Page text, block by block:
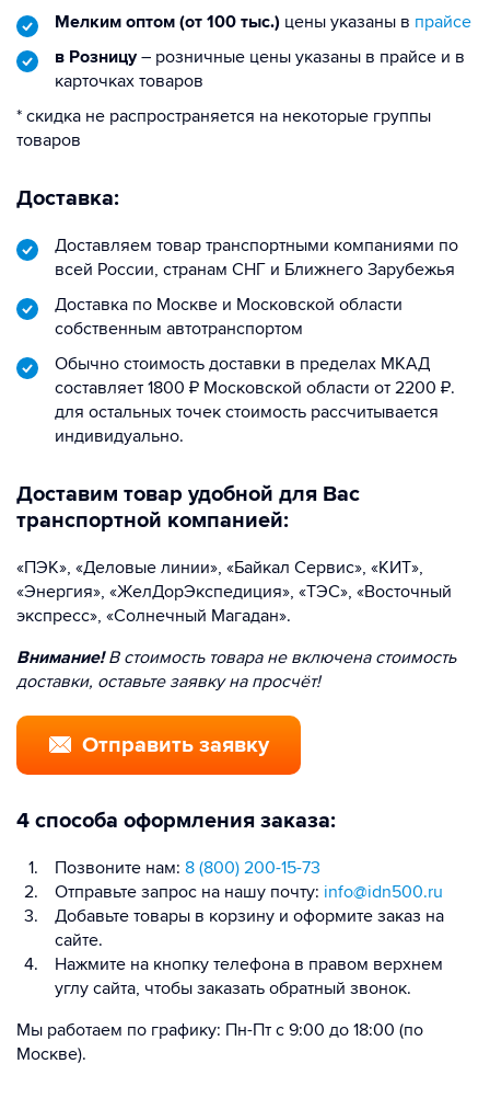
Мелким оптом (от 100 тыс.) цены указаны в прайсе
в Розницу– розничные цены указаны в прайсе и в
карточках товаров
* скидка не распространяется на некоторые группы
товаров
Доставка:
Доставляем товар транспортными компаниями по
всей России, странам СНГ и Ближнего Зарубежья
Доставка по Москве и Московской области
собственным автотранспортом
Обычно стоимость доставки в пределах МКАД
составляет 1800 ₽ Московской области от 2200 ₽.
для остальных точек стоимость рассчитывается
индивидуально.
Доставим товар удобной для Вас
транспортной компанией:
«ПЭК», «Деловые линии», «Байкал Сервис», «КИТ»,
«Энергия», «ЖелДорЭкспедиция», «ТЭС», «Восточный
экспресс», «Солнечный Магадан».
Внимание!В стоимость товара не включена стоимость
доставки, оставьте заявку на просчёт!
Отправить заявку
4 способа оформления заказа:
Позвоните нам: 8 (800) 200-15-73
Отправьте запрос на нашу почту: info@idn500.ru
Добавьте товары в корзину и оформите заказ на
сайте.
Нажмите на кнопку телефона в правом верхнем
углу сайта, чтобы заказать обратный звонок.
Мы работаем по графику: Пн-Пт с 9:00 до 18:00 (по
Москве).